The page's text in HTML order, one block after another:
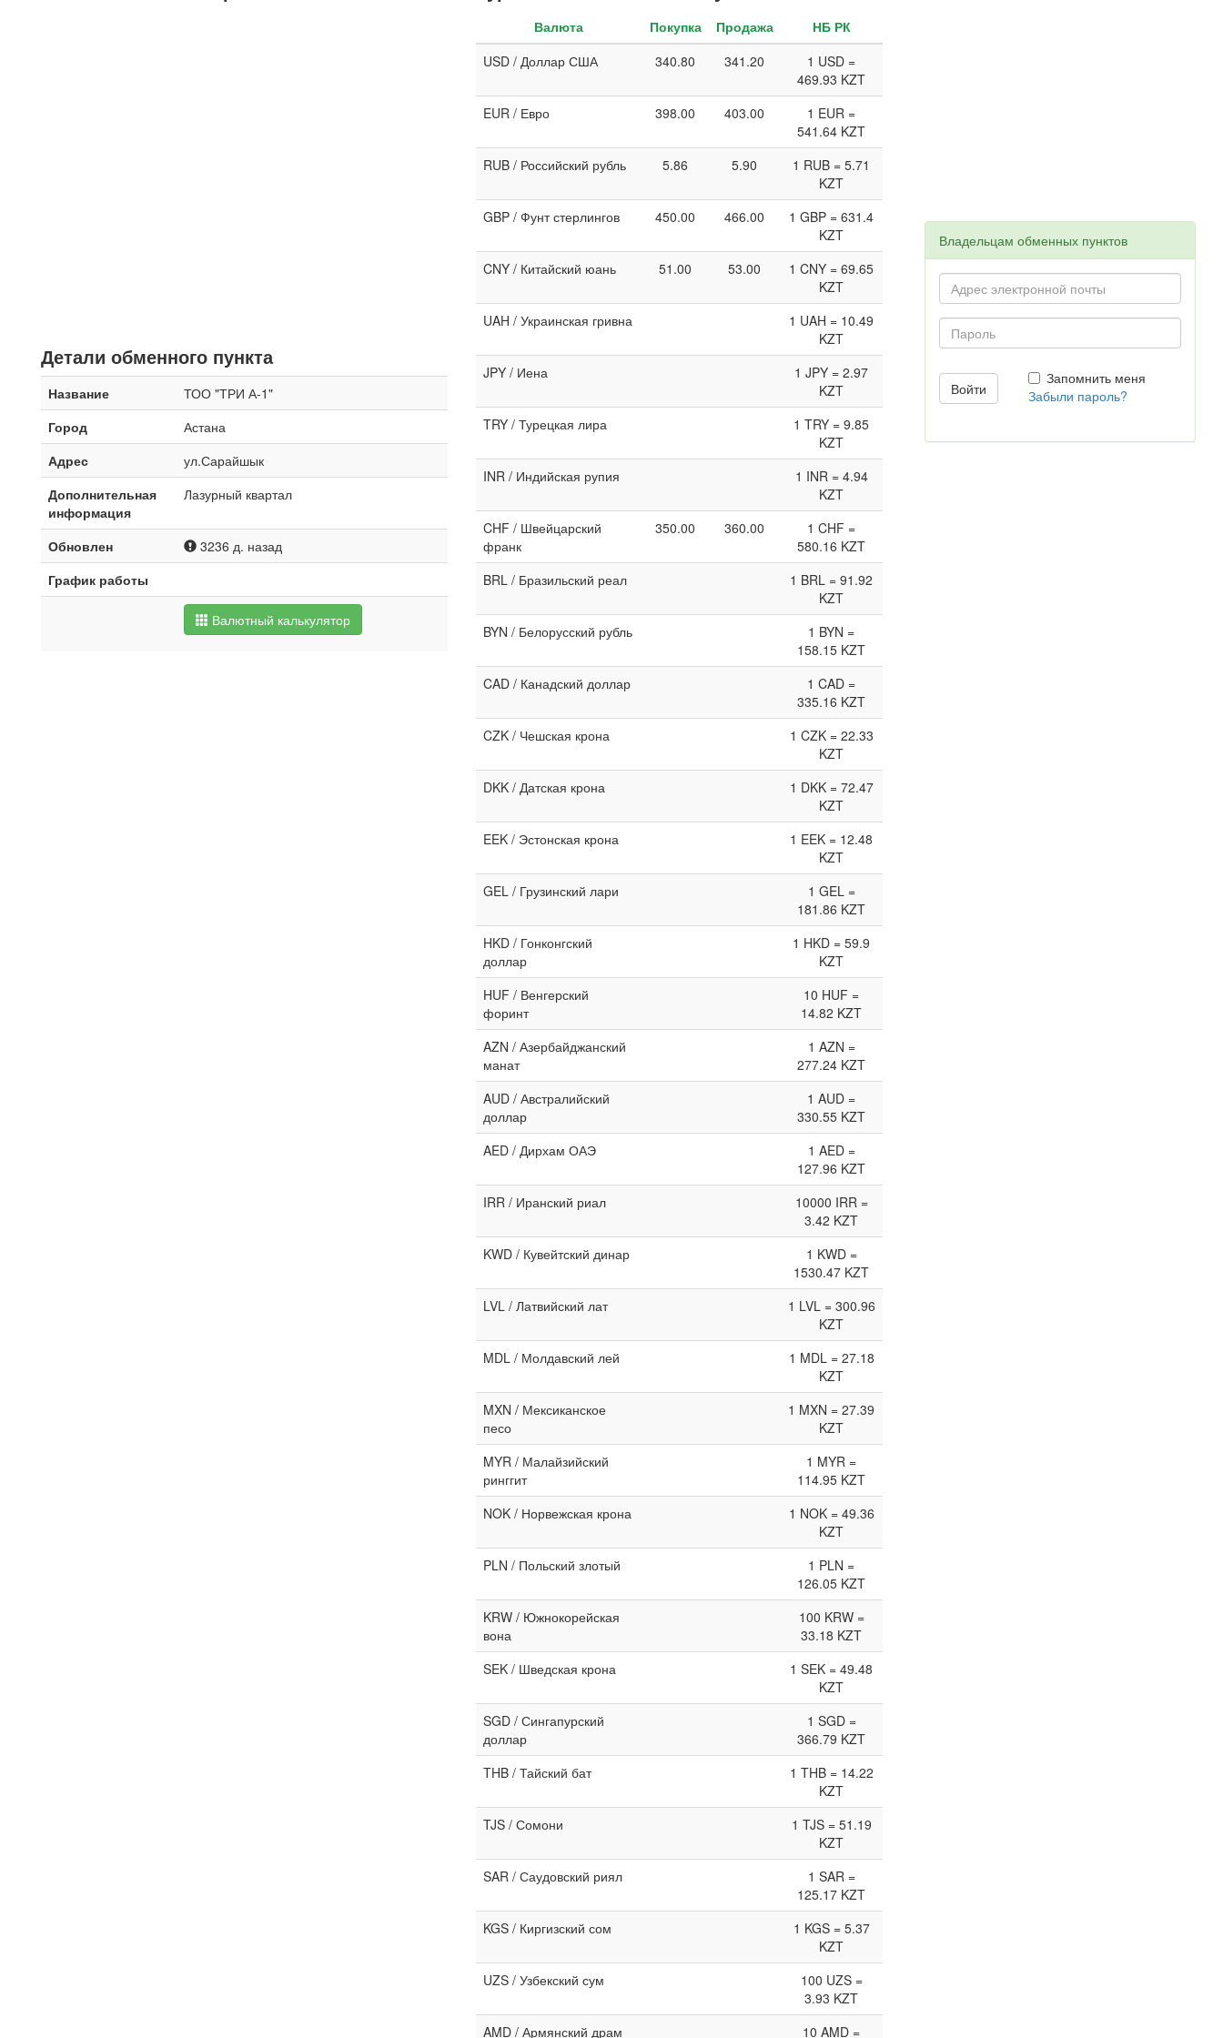
Детали обменного пункта
Название
ТОО "ТРИ А-1"
Город
Астана
Адрес
ул.Сарайшык
Дополнительная
информация
Лазурный квартал
Обновлен
3236 д. назад
График работы
Валютный калькулятор
Валюта Покупка Продажа
НБ РК
USD / Доллар США
340.80 341.20
1 USD =
469.93 KZT
EUR / Евро
398.00 403.00
1 EUR =
541.64 KZT
RUB / Российский рубль
5.86 5.90
1 RUB = 5.71
KZT
GBP / Фунт стерлингов
450.00 466.00
1 GBP = 631.4
KZT
CNY / Китайский юань
51.00 53.00
1 CNY = 69.65
KZT
UAH / Украинская гривна
1 UAH = 10.49
KZT
JPY / Иена
1 JPY = 2.97
KZT
TRY / Турецкая лира
1 TRY = 9.85
KZT
INR / Индийская рупия
1 INR = 4.94
KZT
CHF / Швейцарский
франк
350.00 360.00
1 CHF =
580.16 KZT
BRL / Бразильский реал
1 BRL = 91.92
KZT
BYN / Белорусский рубль
1 BYN =
158.15 KZT
CAD / Канадский доллар
1 CAD =
335.16 KZT
CZK / Чешская крона
1 CZK = 22.33
KZT
DKK / Датская крона
1 DKK = 72.47
KZT
EEK / Эстонская крона
1 EEK = 12.48
KZT
GEL / Грузинский лари
1 GEL =
181.86 KZT
HKD / Гонконгский
доллар
1 HKD = 59.9
KZT
HUF / Венгерский
форинт
10 HUF =
14.82 KZT
AZN / Азербайджанский
манат
1 AZN =
277.24 KZT
AUD / Австралийский
доллар
1 AUD =
330.55 KZT
AED / Дирхам ОАЭ
1 AED =
127.96 KZT
IRR / Иранский риал
10000 IRR =
3.42 KZT
KWD / Кувейтский динар
1 KWD =
1530.47 KZT
LVL / Латвийский лат
1 LVL = 300.96
KZT
MDL / Молдавский лей
1 MDL = 27.18
KZT
MXN / Мексиканское
песо
1 MXN = 27.39
KZT
MYR / Малайзийский
ринггит
1 MYR =
114.95 KZT
NOK / Норвежская крона
1 NOK = 49.36
KZT
PLN / Польский злотый
1 PLN =
126.05 KZT
KRW / Южнокорейская
вона
100 KRW =
33.18 KZT
SEK / Шведская крона
1 SEK = 49.48
KZT
SGD / Сингапурский
доллар
1 SGD =
366.79 KZT
THB / Тайский бат
1 THB = 14.22
KZT
TJS / Сомони
1 TJS = 51.19
KZT
SAR / Саудовский риял
1 SAR =
125.17 KZT
KGS / Киргизский сом
1 KGS = 5.37
KZT
UZS / Узбекский сум
100 UZS =
3.93 KZT
AMD / Армянский драм
10 AMD =
Владельцам обменных пунктов
Запомнить меня
Забыли пароль?